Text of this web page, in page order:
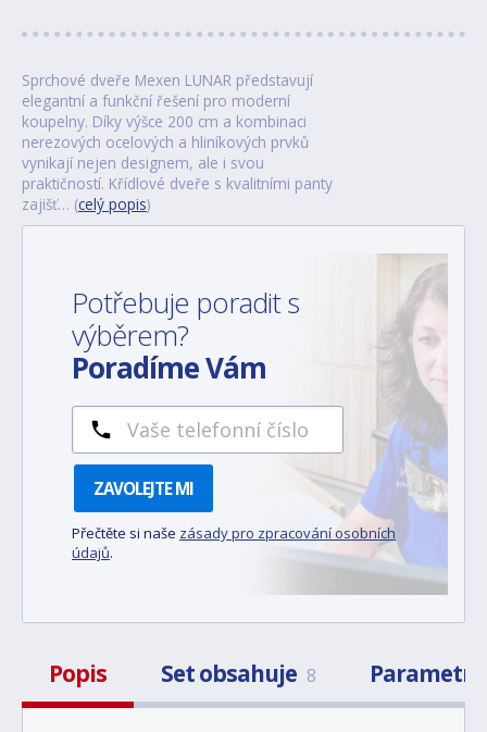
Sprchové dveře Mexen LUNAR představují
elegantní a funkční řešení pro moderní
koupelny. Díky výšce 200 cm a kombinaci
nerezových ocelových a hliníkových prvků
vynikají nejen designem, ale i svou
praktičností. Křídlové dveře s kvalitními panty
zajišť… (celý popis)
Potřebuje poradit s
výběrem?
Poradíme Vám
ZAVOLEJTE MI
Přečtěte si naše zásady pro zpracování osobních
údajů.
Popis Set obsahuje 8 Parametry